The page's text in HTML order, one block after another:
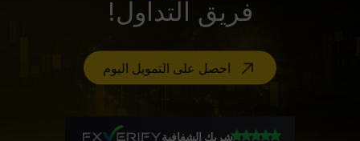
فريق التداول!
احصل على التمويل اليوم
شريك الشفافية